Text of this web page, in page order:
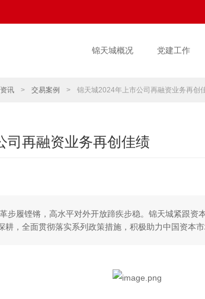
锦天城概况 党建工作
讯 > 交易案例 > 锦天城2024年上市公司再融资业务再创
司再融资业务再创佳绩
步履铿锵，高水平对外开放蹄疾步稳。锦天城紧跟资
，全面贯彻落实系列政策措施，积极助力中国资本市